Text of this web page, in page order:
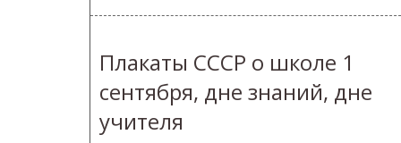
Плакаты СССР о школе 1
сентября, дне знаний, дне
учителя